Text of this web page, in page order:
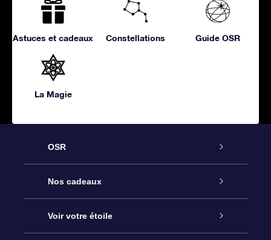
Astuces et cadeaux Constellations Guide OSR
La Magie
OSR
Service
À propos de l’OSR
Nos cadeaux
Cadeau d’étoile en ligne
Voir votre étoile